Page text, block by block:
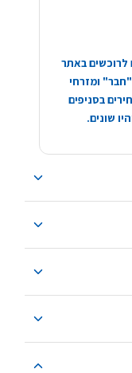
באתר
ומזרחי
בסניפים
שונים.